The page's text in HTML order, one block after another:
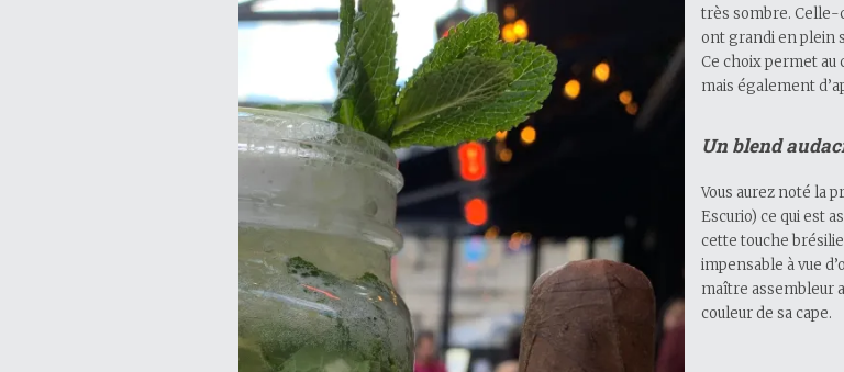
très sombre. Celle-
ont grandi en plein
Ce choix permet au
mais également
Un blend
Vous aurez noté la
Escurio) ce qui est
cette touche
impensable à vue
maître assembleur
couleur de sa cape.